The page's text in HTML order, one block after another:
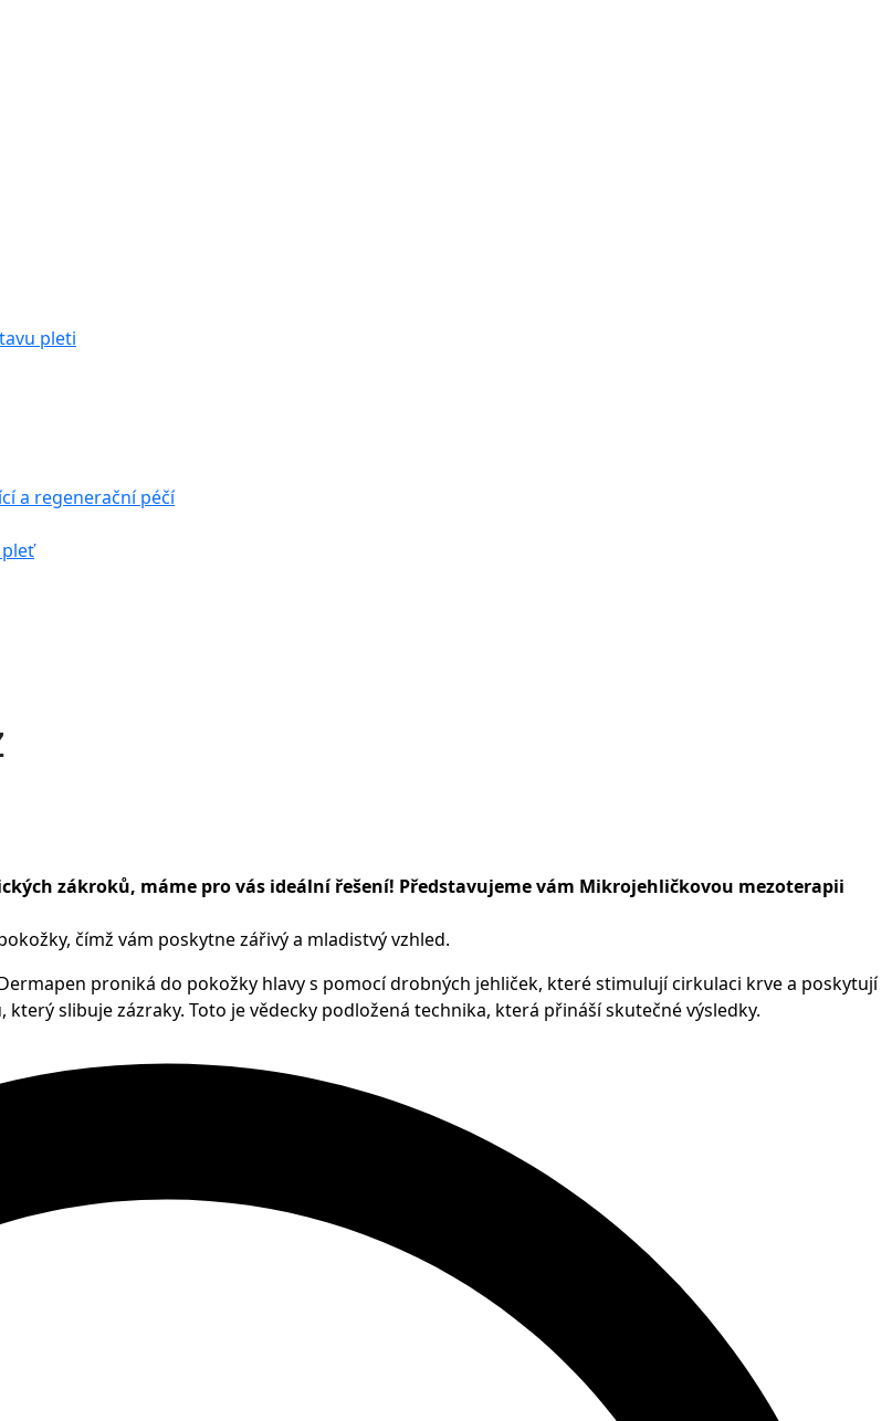
pleti
a regenerační péčí
zákroků, máme pro vás ideální řešení! Představujeme vám Mikrojehličkovou mezoterapii
čímž vám poskytne zářivý a mladistvý vzhled.
proniká do pokožky hlavy s pomocí drobných jehliček, které stimulují cirkulaci krve a poskytují
slibuje zázraky. Toto je vědecky podložená technika, která přináší skutečné výsledky.